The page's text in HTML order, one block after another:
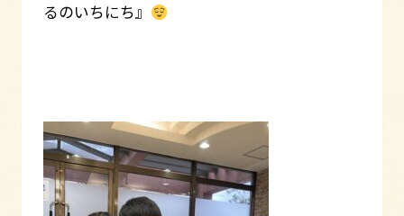
るのいちにち』